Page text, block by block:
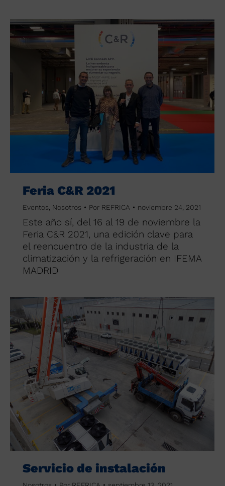
Feria C&R 2021
Eventos Nosotros Por REFRICA noviembre 24, 2021
Este año sí, del 16 al 19 de noviembre la
Feria C&R 2021, una edición clave para
el reencuentro de la industria de la
climatización y la refrigeración en IFEMA
MADRID
Servicio de instalación